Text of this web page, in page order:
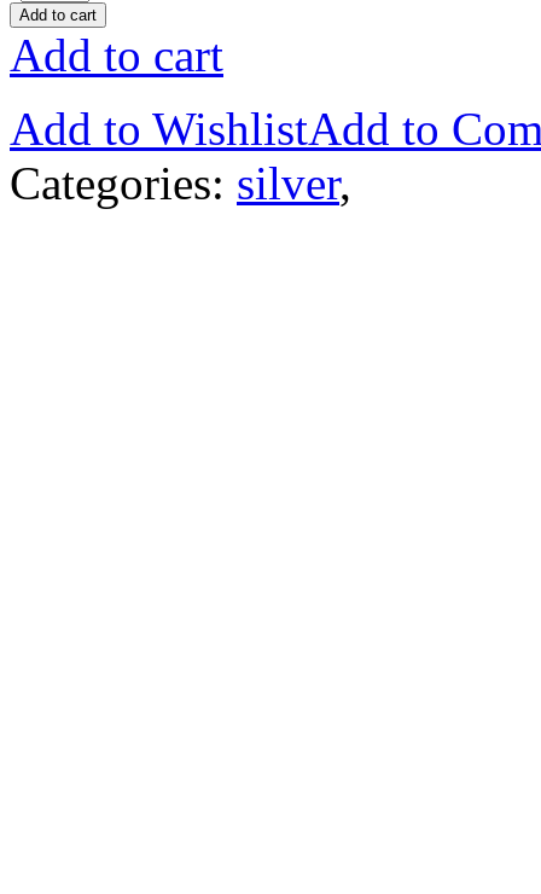
Add to cart
Add to cart
Add to WishlistAdd to
Categories: silver,